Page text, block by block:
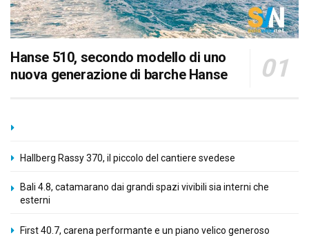
Hanse 510, secondo modello di uno
nuova generazione di barche Hanse
Hallberg Rassy 370, il piccolo del cantiere svedese
Bali 4.8, catamarano dai grandi spazi vivibili sia interni che
esterni
First 40.7, carena performante e un piano velico generoso